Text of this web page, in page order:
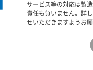
サービス等の対応は製
責任も負いません。詳
せいただきますようお願